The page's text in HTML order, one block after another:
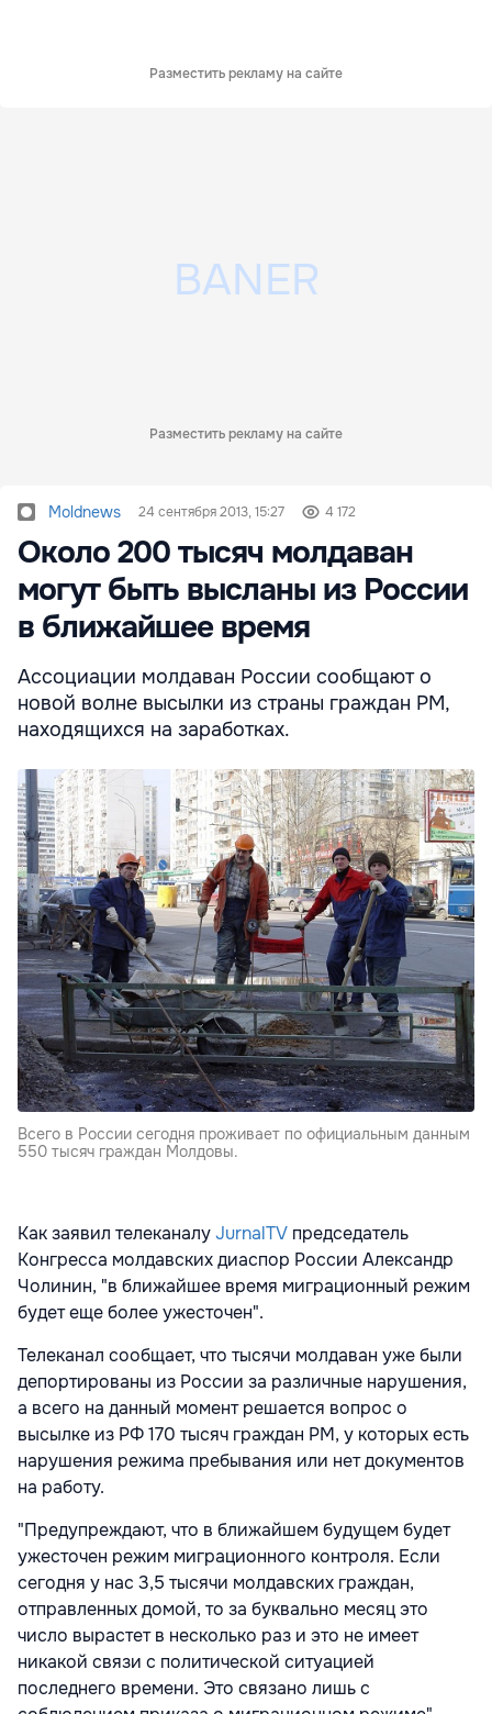
Разместить рекламу на сайте
Разместить рекламу на сайте
Moldnews 24 сентября 2013, 15:27 4 172
Около 200 тысяч молдаван
могут быть высланы из России
в ближайшее время
Ассоциации молдаван России сообщают о
новой волне высылки из страны граждан РМ,
находящихся на заработках.
Всего в России сегодня проживает по официальным данным
550 тысяч граждан Молдовы.
Как заявил телеканалуJurnalTV председатель
Конгресса молдавских диаспор России Александр
Чолинин, "в ближайшее время миграционный режим
будет еще более ужесточен".
Телеканал сообщает, что тысячи молдаван уже были
депортированы из России за различные нарушения,
а всего на данный момент решается вопрос о
высылке из РФ 170 тысяч граждан РМ, у которых есть
нарушения режима пребывания или нет документов
на работу.
"Предупреждают, что в ближайшем будущем будет
ужесточен режим миграционного контроля. Если
сегодня у нас 3,5 тысячи молдавских граждан,
отправленных домой, то за буквально месяц это
число вырастет в несколько раз и это не имеет
никакой связи с политической ситуацией
последнего времени. Это связано лишь с